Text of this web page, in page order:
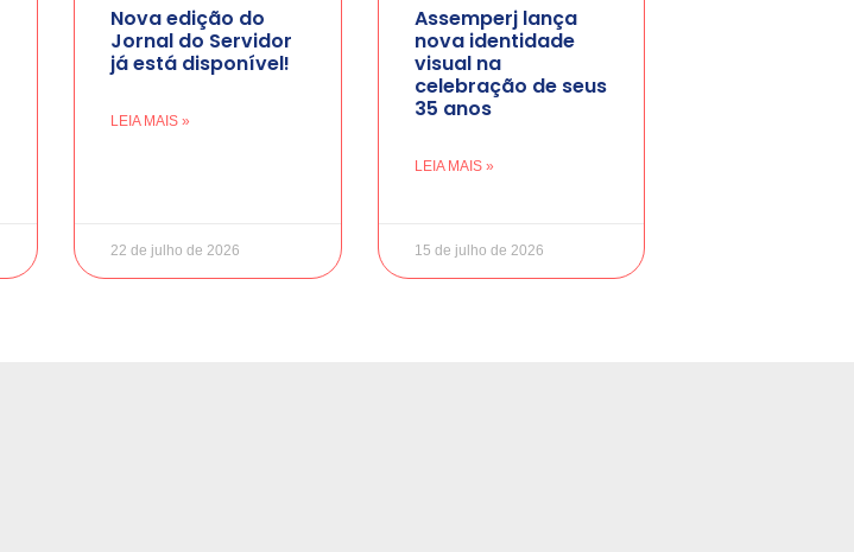
Nova edição do
Jornal do Servidor
já está disponível!
LEIA MAIS »
22 de julho de 2026
Assemperj lança
nova identidade
visual na
celebração de seus
35 anos
LEIA MAIS »
15 de julho de 2026